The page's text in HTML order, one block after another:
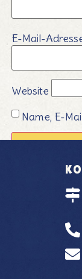
E-Mail-
Website
Name, E-